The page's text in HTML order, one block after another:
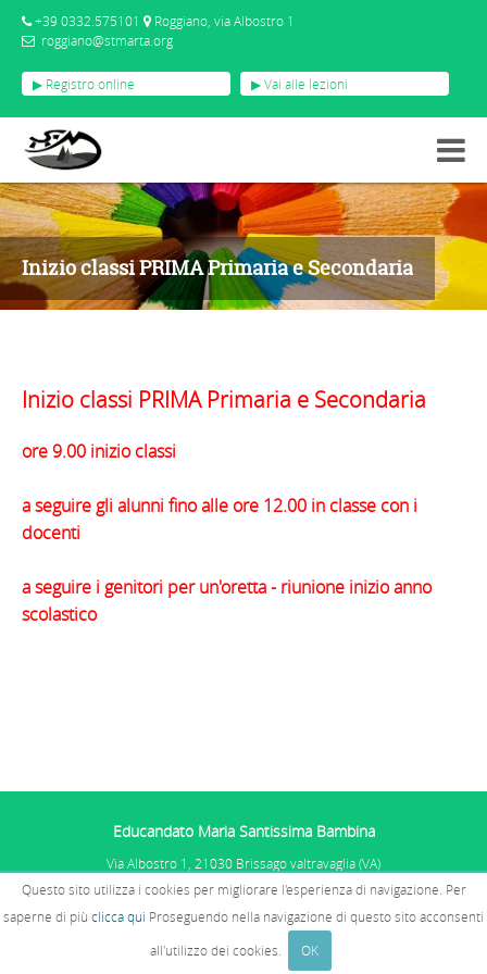
Questo sito utilizza i cookies per migliorare l'esperienza di navigazione. Per
saperne di più clicca qui Proseguendo nella navigazione di questo sito acconsenti
all'utilizzo dei cookies.
OK
+39 0332.575101
Roggiano, via Albostro 1
roggiano@stmarta.org
▶ Registro online ▶ Vai alle lezioni
EVENTI
Inizio classi PRIMA Primaria e Secondaria
Inizio classi PRIMA Primaria e Secondaria
ore 9.00 inizio classi
a seguire gli alunni fino alle ore 12.00 in classe con i
docenti
a seguire i genitori per un'oretta - riunione inizio anno
scolastico
Educandato Maria Santissima Bambina
Via Albostro 1, 21030 Brissago valtravaglia (VA)
P.IVA: 01067681005 - C.F. 02510770585
PRIVACY E COOKIESE SEGNALAZIONI
WHISTLEBLOWING